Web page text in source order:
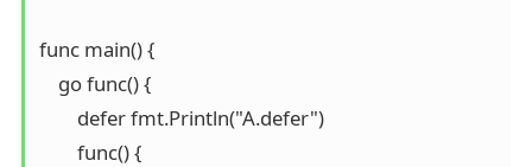
func main() {
    go func() {
        defer fmt.Println("A.defer")
        func() {